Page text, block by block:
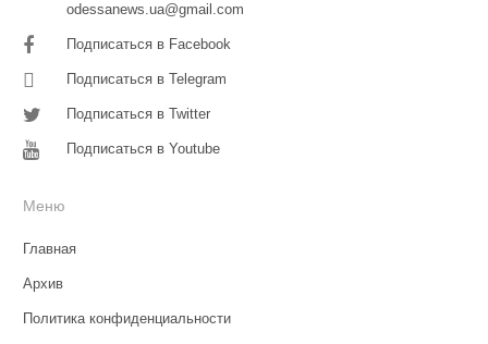
odessanews.ua@gmail.com
Подписаться в Facebook
Подписаться в Telegram
Подписаться в Twitter
Подписаться в Youtube
Меню
Главная
Архив
Политика конфиденциальности